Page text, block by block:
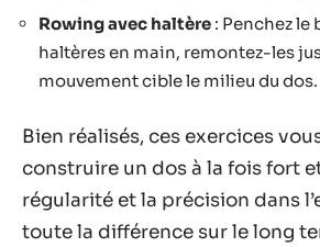
Rowing avec haltère : Penchez le
haltères en main, remontez-les
mouvement cible le milieu du dos.
Bien réalisés, ces exercices
construire un dos à la fois fort
régularité et la précision dans
toute la différence sur le long